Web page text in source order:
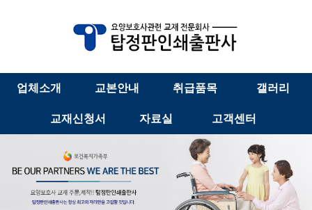
업체소개 교본안내 취급품목 갤러리
교재신청서 자료실 고객센터